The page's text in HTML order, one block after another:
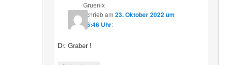
Gruenix
schriebam 23. Oktober 2022 um
06:46 Uhr:
Dr. Graber !